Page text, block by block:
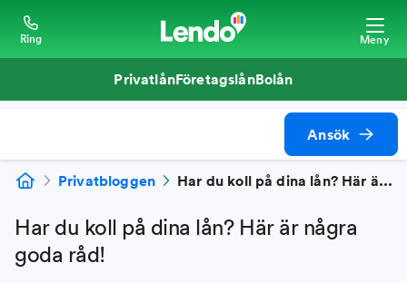
Ring Meny
PrivatlånFöretagslånBolån
Ansök
Privatbloggen Har du koll på dina lån? Här är några goda råd!
Har du koll på dina lån? Här är några
goda råd!